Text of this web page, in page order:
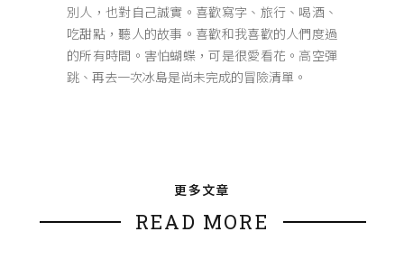
別人，也對自己誠實。喜歡寫字、旅行、喝酒、
吃甜點，聽人的故事。喜歡和我喜歡的人們度過
的所有時間。害怕蝴蝶，可是很愛看花。高空彈
跳、再去一次冰島是尚未完成的冒險清單。
更多文章
READ MORE